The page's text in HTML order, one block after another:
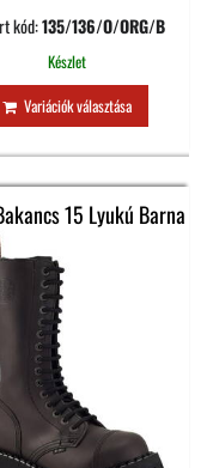
kód:135/136/O/ORG/B
Készlet
Variációk választása
15 Lyukú Barna